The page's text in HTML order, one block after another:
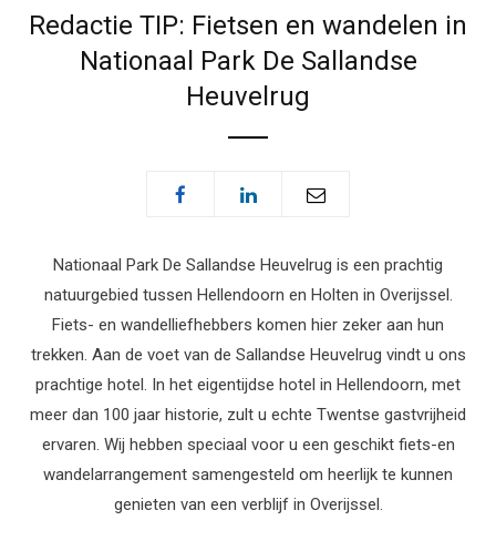
Redactie TIP: Fietsen en wandelen in
Nationaal Park De Sallandse
Heuvelrug
Nationaal Park De Sallandse Heuvelrug is een prachtig
natuurgebied tussen Hellendoorn en Holten in Overijssel.
Fiets- en wandelliefhebbers komen hier zeker aan hun
trekken. Aan de voet van de Sallandse Heuvelrug vindt u ons
prachtige hotel. In het eigentijdse hotel in Hellendoorn, met
meer dan 100 jaar historie, zult u echte Twentse gastvrijheid
ervaren. Wij hebben speciaal voor u een geschikt fiets-en
wandelarrangement samengesteld om heerlijk te kunnen
genieten van een verblijf in Overijssel.